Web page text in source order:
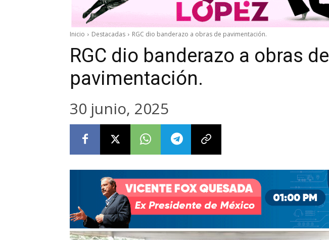
Inicio Destacadas RGC dio banderazo a obras de pavimentación.
RGC dio banderazo a obras de
pavimentación.
30 junio, 2025